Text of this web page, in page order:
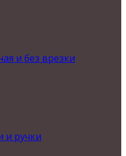
и без врезки
и ручки